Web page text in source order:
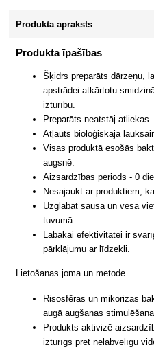
Produkta apraksts
Produkta īpašības
Šķidrs preparāts dārzeņu,
apstrādei atkārtotu
izturību.
Preparāts neatstāj atliekas.
Atļauts bioloģiskajā
Visas produktā esošās
augsnē.
Aizsardzības periods - 0
Nesajaukt ar produktiem,
Uzglabāt sausā un vēsā
tuvumā.
Labākai efektivitātei ir
pārklājumu ar līdzekli.
Lietošanas joma un metode
Risosfēras un mikorizas
augā augšanas
Produkts aktivizē
izturīgs pret nelabvēlīgu